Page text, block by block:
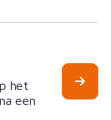
het
een